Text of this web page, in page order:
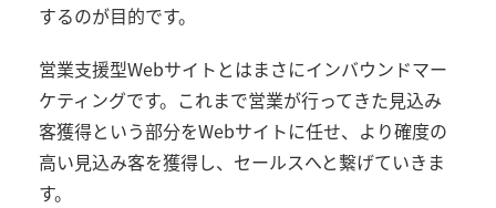
するのが目的です。
営業支援型Webサイトとはまさにインバウンドマー
ケティングです。これまで営業が行ってきた見込み
客獲得という部分をWebサイトに任せ、より確度の
高い見込み客を獲得し、セールスへと繋げていきま
す。